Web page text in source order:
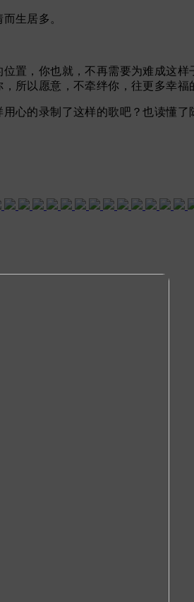
生居多。
位置，你也就，不再需要为难成这样
所以愿意，不牵绊你，往更多幸福
心的录制了这样的歌吧？也读懂了